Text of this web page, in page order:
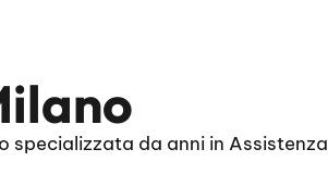
specializzata da anni in Assistenza